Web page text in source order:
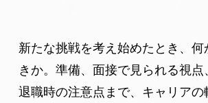
新たな挑戦を考え始めたとき、何
きか。準備、面接で見られる視点
退職時の注意点まで、キャリアの